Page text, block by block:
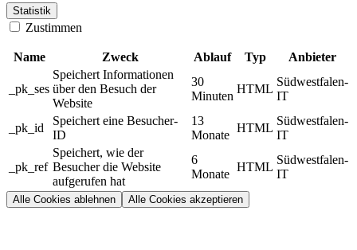
Statistik
Zustimmen
Name Zweck Ablauf Typ Anbieter
_pk_ses
Speichert Informationen
über den Besuch der
Website
30
Minuten
HTML
Südwestfalen-
IT
_pk_id
Speichert eine Besucher-
ID
13
Monate
HTML
Südwestfalen-
IT
_pk_ref
Speichert, wie der
Besucher die Website
aufgerufen hat
6
Monate
HTML
Südwestfalen-
IT
Alle Cookies ablehnen Alle Cookies akzeptieren